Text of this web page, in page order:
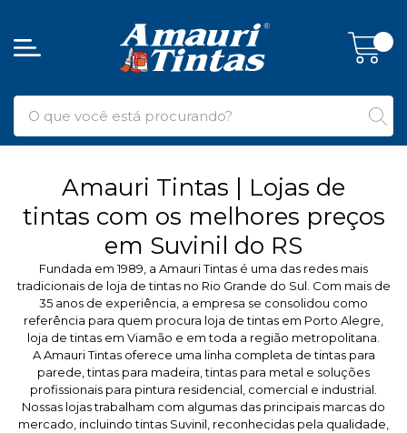
Amauri Tintas | Lojas de
tintas com os melhores preços
em Suvinil do RS
Fundada em 1989, a Amauri Tintas é uma das redes mais
tradicionais de loja de tintas no Rio Grande do Sul. Com mais de
35 anos de experiência, a empresa se consolidou como
referência para quem procura loja de tintas em Porto Alegre,
loja de tintas em Viamão e em toda a região metropolitana.
A Amauri Tintas oferece uma linha completa de tintas para
parede, tintas para madeira, tintas para metal e soluções
profissionais para pintura residencial, comercial e industrial.
Nossas lojas trabalham com algumas das principais marcas do
mercado, incluindo tintas Suvinil, reconhecidas pela qualidade,